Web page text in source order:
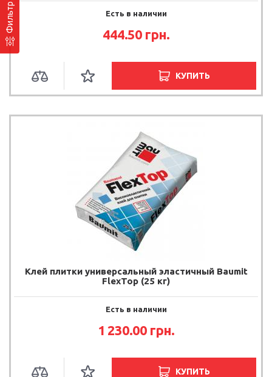
Фильтр Есть в наличии
444.50 грн.
КУПИТЬ
Клей плитки универсальный эластичный Baumit
FlexTop (25 кг)
Есть в наличии
1 230.00 грн.
КУПИТЬ